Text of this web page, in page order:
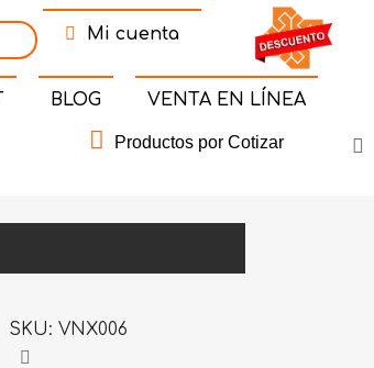
Mi cuenta
BLOG VENTA EN LÍNEA
Productos por Cotizar
SKU VNX006